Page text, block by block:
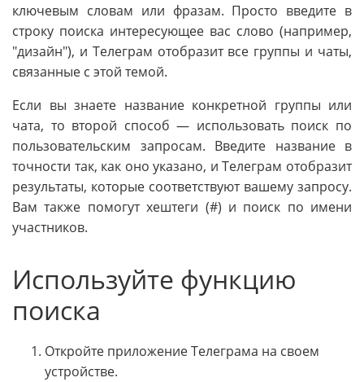
ключевым словам или фразам. Просто введите в
строку поиска интересующее вас слово (например,
"дизайн"), и Телеграм отобразит все группы и чаты,
связанные с этой темой.
Если вы знаете название конкретной группы или
чата, то второй способ — использовать поиск по
пользовательским запросам. Введите название в
точности так, как оно указано, и Телеграм отобразит
результаты, которые соответствуют вашему запросу.
Вам также помогут хештеги (#) и поиск по имени
участников.
Используйте функцию
поиска
Откройте приложение Телеграма на своем
устройстве.